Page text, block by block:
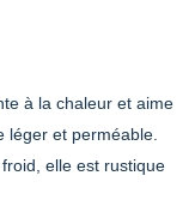
à la chaleur et aime
léger et perméable.
elle est rustique